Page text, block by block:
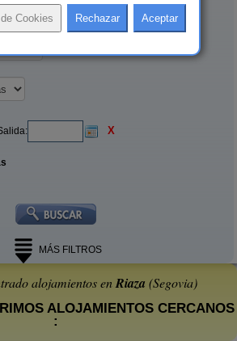
X
MÁS FILTROS
alojamientos enRiaza (Segovia)
ALOJAMIENTOS CERCANOS
: